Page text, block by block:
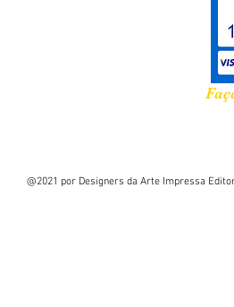
@2021 por Designers da Arte Impressa